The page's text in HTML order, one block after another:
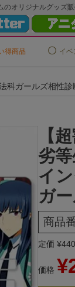
のオリジナルグッズ
得商品 イ
科ガールズ相性診
【
劣
イ
ガ
商品
定価 ¥440
価格 ¥